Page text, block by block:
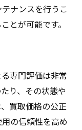
ナンスを行うこ
とが可能です。
専門評価は非常
り、その状態や
買取価格の公正
の信頼性を高め